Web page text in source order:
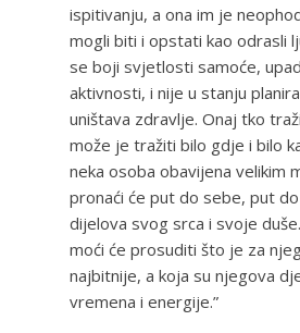
ispitivanju, a ona im je
mogli biti i opstati kao odrasli
se boji svjetlosti samoće,
aktivnosti, i nije u stanju
uništava zdravlje. Onaj tko
može je tražiti bilo gdje i bilo
neka osoba obavijena velikim
pronaći će put do sebe, put
dijelova svog srca i svoje
moći će prosuditi što je za
najbitnije, a koja su njegova
vremena i energije.”